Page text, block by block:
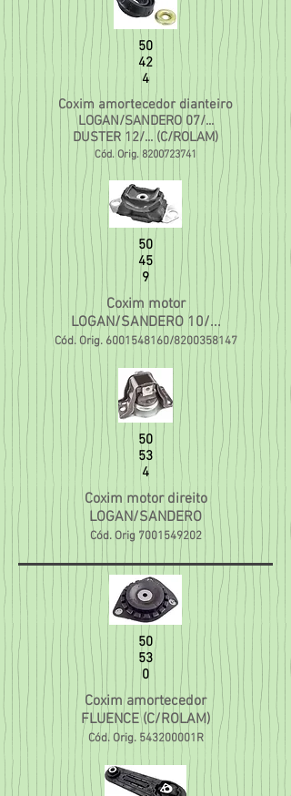
50
42
4
Coxim amortecedor dianteiro
LOGAN/SANDERO 07/...
DUSTER 12/... (C/ROLAM)
Cód. Orig. 8200723741
50
45
9
Coxim motor
LOGAN/SANDERO 10/...
Cód. Orig. 6001548160/8200358147
50
53
4
Coxim motor direito
LOGAN/SANDERO
Cód. Orig 7001549202
50
53
0
Coxim amortecedor
FLUENCE (C/ROLAM)
Cód. Orig. 543200001R